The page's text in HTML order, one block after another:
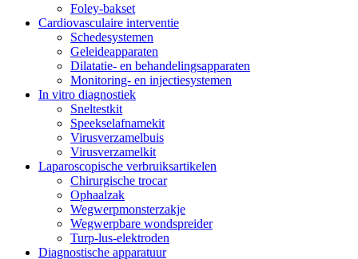
Foley-bakset
Cardiovasculaire interventie
Schedesystemen
Geleideapparaten
Dilatatie- en behandelingsapparaten
Monitoring- en injectiesystemen
In vitro diagnostiek
Sneltestkit
Speekselafnamekit
Virusverzamelbuis
Virusverzamelkit
Laparoscopische verbruiksartikelen
Chirurgische trocar
Ophaalzak
Wegwerpmonsterzakje
Wegwerpbare wondspreider
Turp-lus-elektroden
Diagnostische apparatuur